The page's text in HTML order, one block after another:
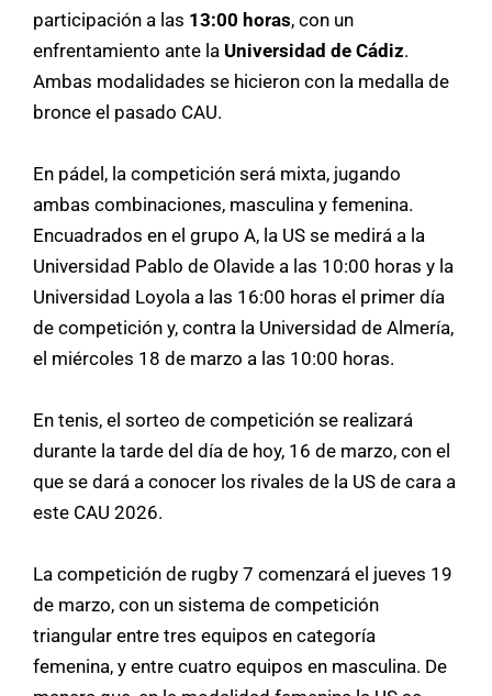
participación a las 13:00 horas, con un
enfrentamiento ante la Universidad de Cádiz.
Ambas modalidades se hicieron con la medalla de
bronce el pasado CAU.
En pádel, la competición será mixta, jugando
ambas combinaciones, masculina y femenina.
Encuadrados en el grupo A, la US se medirá a la
Universidad Pablo de Olavide a las 10:00 horas y la
Universidad Loyola a las 16:00 horas el primer día
de competición y, contra la Universidad de Almería,
el miércoles 18 de marzo a las 10:00 horas.
En tenis, el sorteo de competición se realizará
durante la tarde del día de hoy, 16 de marzo, con el
que se dará a conocer los rivales de la US de cara a
este CAU 2026.
La competición de rugby 7 comenzará el jueves 19
de marzo, con un sistema de competición
triangular entre tres equipos en categoría
femenina, y entre cuatro equipos en masculina. De